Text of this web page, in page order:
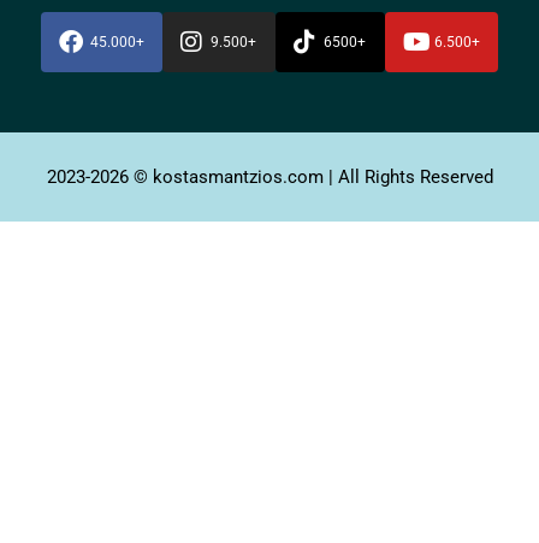
45.000+ 9.500+ 6500+ 6.500+
2023-2026 © kostasmantzios.com | All Rights Reserved